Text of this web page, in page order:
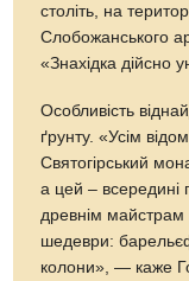
століть, на
Слобожанського
«Знахідка дійсно
Особливість
ґрунту. «Усім
Святогірський
а цей – всередині
древнім майстрам
шедеври:
колони», — каже